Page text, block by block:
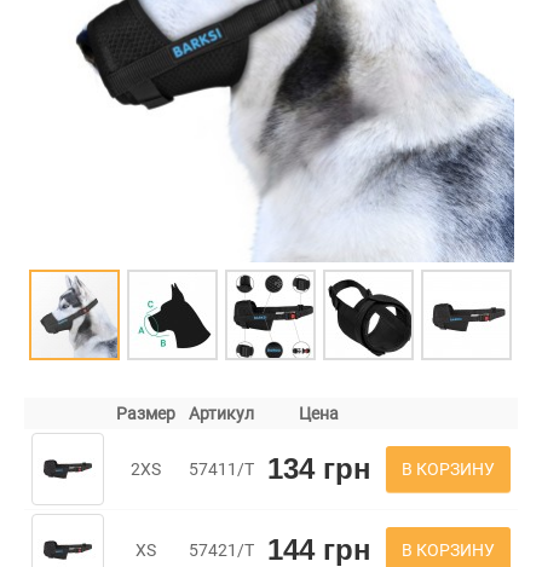
Размер Артикул Цена
2XS 57411/Т 134 грн В КОРЗИНУ
XS 57421/Т 144 грн В КОРЗИНУ